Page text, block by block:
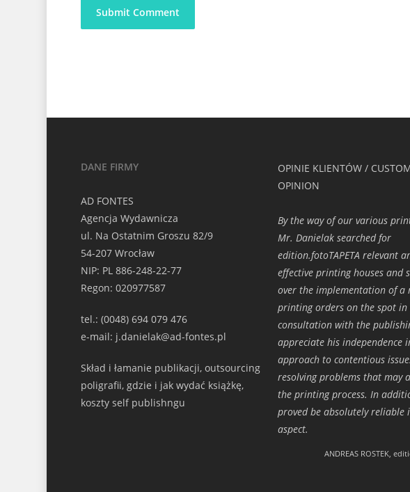
DANE FIRMY
AD FONTES
Agencja Wydawnicza
ul. Na Ostatnim Groszu 82/9
54-207 Wrocław
NIP: PL 886-248-22-77
Regon: 020977587
tel.: (0048) 694 079 476
e-mail: j.danielak@ad-fontes.pl
Skład i łamanie publikacji, outsourcing
poligrafii, gdzie i jak wydać książkę,
koszty self publishngu
OPINIE KLIENTÓW /
OPINION
By the way of our various
Mr. Danielak searched for
edition.fotoTAPETA relevant
effective printing houses and
over the implementation of a
printing orders on the spot in
consultation with the
appreciate his independence
approach to contentious
resolving problems that may
the printing process. In
proved be absolutely reliable
aspect.
ANDREAS ROSTEK,